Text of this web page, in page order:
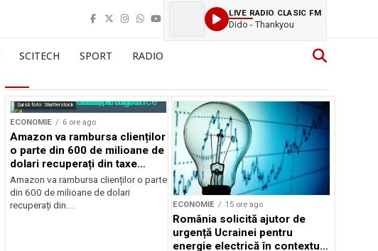
LIVE RADIO CLASIC FM
Dido - Thankyou
SCITECH SPORT RADIO
Sursă foto: Shutterstock
ECONOMIE 6 ore ago
Amazon va rambursa clienților
o parte din 600 de milioane de
dolari recuperați din taxe
vamale
Amazon va rambursa clienților o parte
din 600 de milioane de dolari
recuperați din...
ECONOMIE 15 ore ago
România solicită ajutor de
urgență Ucrainei pentru
energie electrică în contextul